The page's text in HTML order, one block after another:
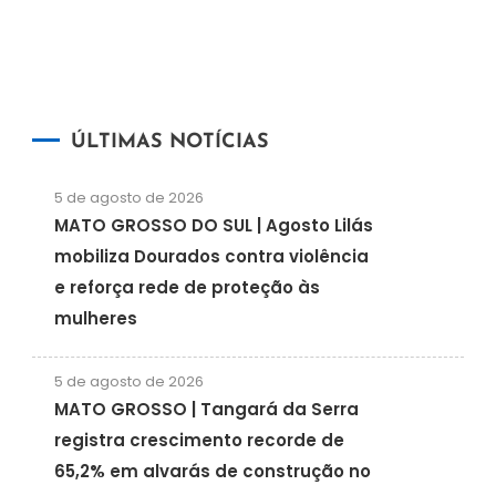
ÚLTIMAS NOTÍCIAS
5 de agosto de 2026
MATO GROSSO DO SUL | Agosto Lilás
mobiliza Dourados contra violência
e reforça rede de proteção às
mulheres
5 de agosto de 2026
MATO GROSSO | Tangará da Serra
registra crescimento recorde de
65,2% em alvarás de construção no